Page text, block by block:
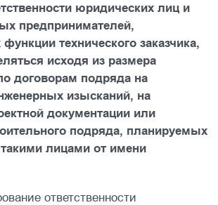
юридических лиц и
предпринимателей,
технического заказчика,
исходя из размера
договорам подряда на
изысканий, на
документации или
подряда, планируемых
лицами от имени
ответственности